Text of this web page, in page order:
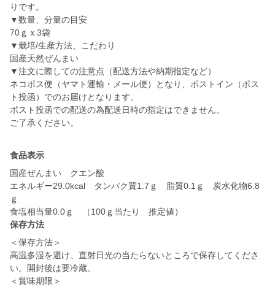
りです。
▼数量、分量の目安
70ｇｘ3袋
▼栽培/生産方法、こだわり
国産天然ぜんまい
▼注文に際しての注意点（配送方法や納期指定など）
ネコポス便（ヤマト運輸・メール便）となり、ポストイン（ポス
ト投函）でのお届けとなります。
ポスト投函での配送の為配送日時の指定はできません。
ご了承ください。
食品表示
国産ぜんまい クエン酸
エネルギー29.0kcal タンパク質1.7ｇ 脂質0.1ｇ 炭水化物6.8
ｇ
食塩相当量0.0ｇ （100ｇ当たり 推定値）
保存方法
＜保存方法＞
高温多湿を避け、直射日光の当たらないところで保存してくださ
い。開封後は要冷蔵。
＜賞味期限＞